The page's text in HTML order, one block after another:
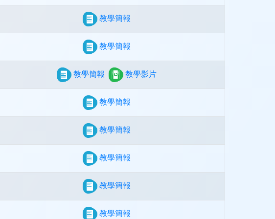
教學簡報
教學簡報
教學簡報 教學影片
教學簡報
教學簡報
教學簡報
教學簡報
教學簡報